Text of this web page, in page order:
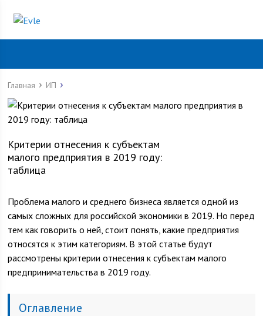
Главная ИП
Критерии отнесения к субъектам
малого предприятия в 2019 году:
таблица
Проблема малого и среднего бизнеса является одной из
самых сложных для российской экономики в 2019. Но перед
тем как говорить о ней, стоит понять, какие предприятия
относятся к этим категориям. В этой статье будут
рассмотрены критерии отнесения к субъектам малого
предпринимательства в 2019 году.
Оглавление